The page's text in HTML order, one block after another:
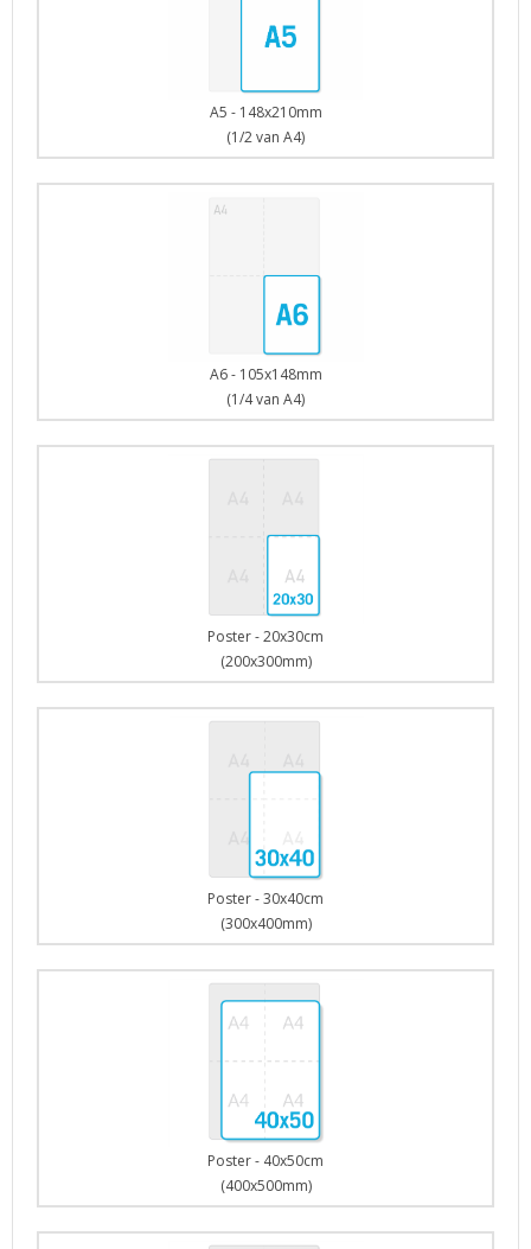
A5 - 148x210mm
(1/2 van A4)
A6 - 105x148mm
(1/4 van A4)
Poster - 20x30cm
(200x300mm)
Poster - 30x40cm
(300x400mm)
Poster - 40x50cm
(400x500mm)